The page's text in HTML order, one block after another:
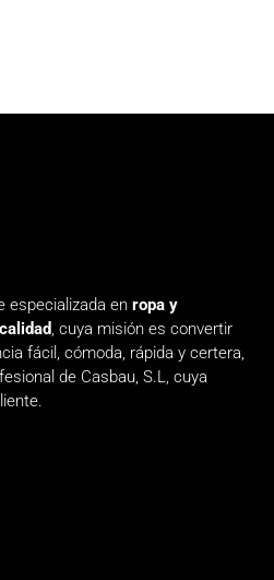
especializada enropa y
, cuya misión es convertir
fácil, cómoda, rápida y certera,
de Casbau, S.L, cuya